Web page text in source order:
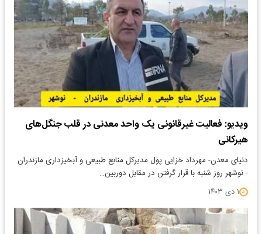
ویدیو: فعالیت غیرقانونی یک واحد معدنی در قلب جنگل‌های
هیرکانی
دنیای معدن- مهرداد خزایی پول مدیرکل منابع طبیعی و آبخیزداری مازندران
- نوشهر روز شنبه با قرار گرفتن در مقابل دوربین…
۱ دی ۱۴۰۳